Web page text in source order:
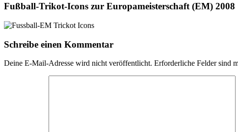
Fußball-Trikot-Icons zur Europameisterschaft (EM) 2008
Schreibe einen Kommentar
Deine E-Mail-Adresse wird nicht veröffentlicht. Erforderliche Felder sind